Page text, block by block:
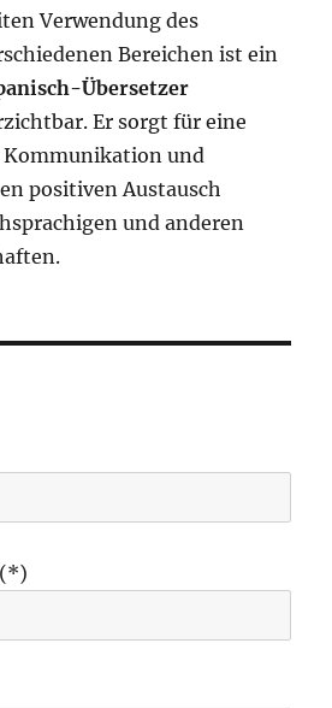
Verwendung des
Bereichen ist ein
Übersetzer
Er sorgt für eine
Kommunikation und
positiven Austausch
und anderen